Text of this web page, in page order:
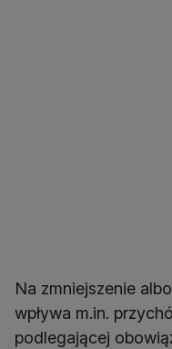
Na zmniejszenie
wpływa m.in.
podlegającej